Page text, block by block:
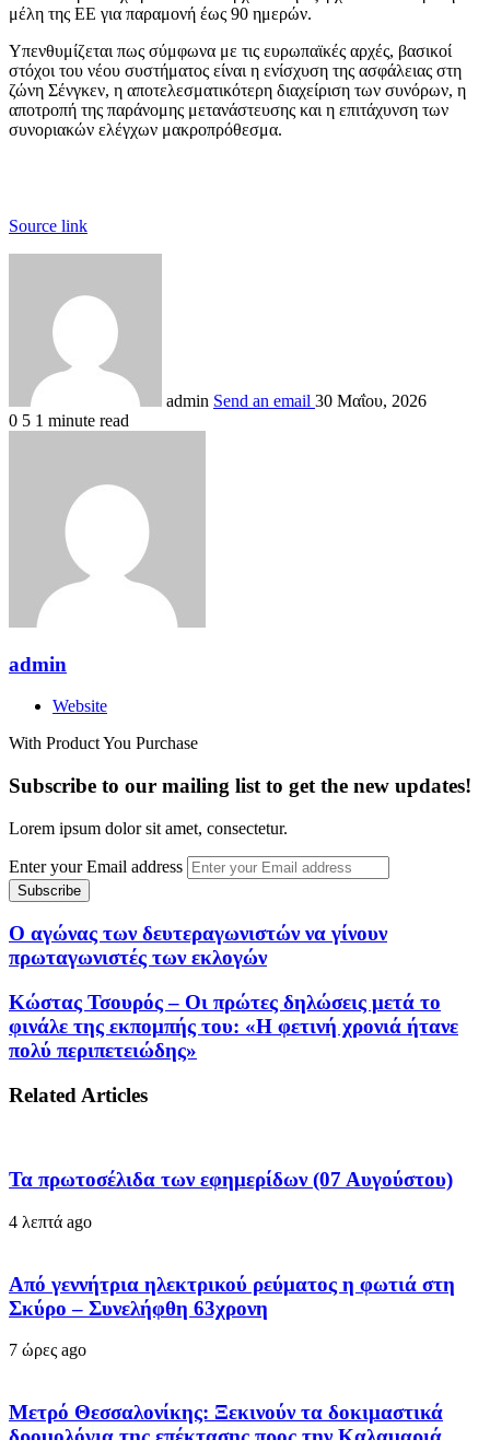
μέλη της ΕΕ για παραμονή έως 90 ημερών.
Υπενθυμίζεται πως σύμφωνα με τις ευρωπαϊκές αρχές, βασικοί
στόχοι του νέου συστήματος είναι η ενίσχυση της ασφάλειας στη
ζώνη Σένγκεν, η αποτελεσματικότερη διαχείριση των συνόρων, η
αποτροπή της παράνομης μετανάστευσης και η επιτάχυνση των
συνοριακών ελέγχων μακροπρόθεσμα.
Source link
admin Send an email 30 Μαΐου, 2026
0 5 1 minute read
admin
Website
With Product You Purchase
Subscribe to our mailing list to get the new updates!
Lorem ipsum dolor sit amet, consectetur.
Enter your Email address
Ο αγώνας των δευτεραγωνιστών να γίνουν
πρωταγωνιστές των εκλογών
Κώστας Τσουρός – Οι πρώτες δηλώσεις μετά το
φινάλε της εκπομπής του: «Η φετινή χρονιά ήτανε
πολύ περιπετειώδης»
Related Articles
Τα πρωτοσέλιδα των εφημερίδων (07 Αυγούστου)
4 λεπτά ago
Από γεννήτρια ηλεκτρικού ρεύματος η φωτιά στη
Σκύρο – Συνελήφθη 63χρονη
7 ώρες ago
Μετρό Θεσσαλονίκης: Ξεκινούν τα δοκιμαστικά